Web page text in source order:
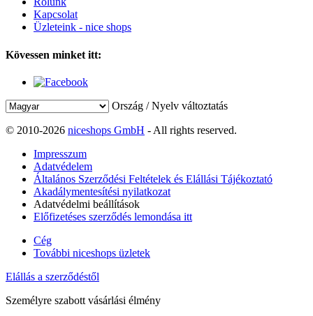
Kapcsolat
Üzleteink - nice shops
Kövessen minket itt:
Ország / Nyelv változtatás
© 2010-2026 niceshops GmbH - All rights reserved.
Impresszum
Adatvédelem
Általános Szerződési Feltételek és Elállási Tájékoztató
Akadálymentesítési nyilatkozat
Adatvédelmi beállítások
Előfizetéses szerződés lemondása itt
Cég
További niceshops üzletek
Elállás a szerződéstől
Személyre szabott vásárlási élmény